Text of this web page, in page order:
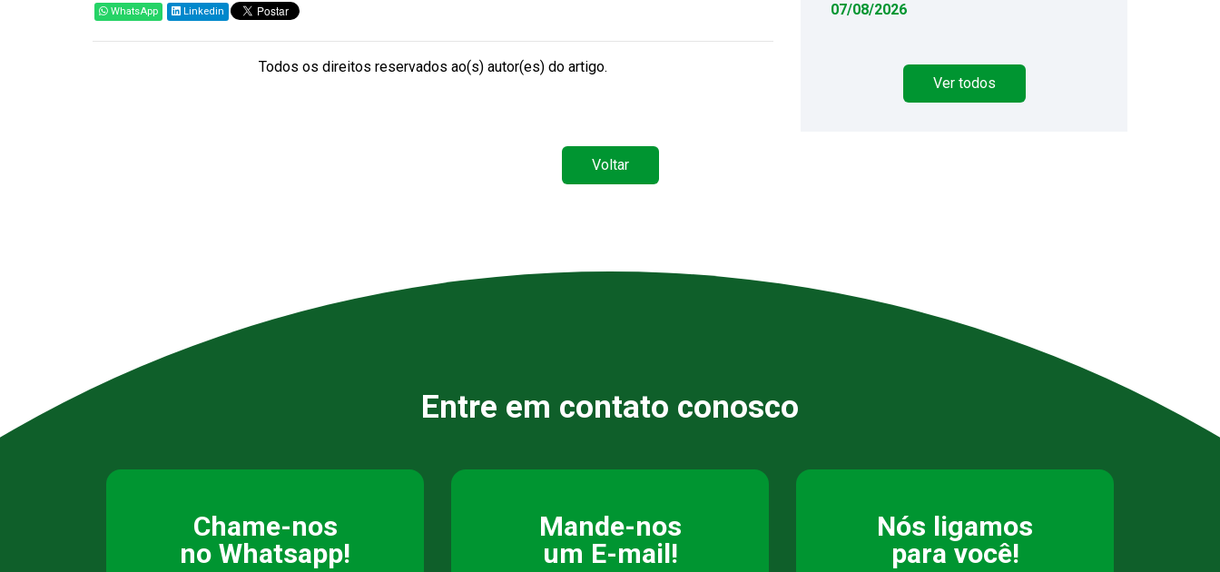
WhatsApp Linkedin
Todos os direitos reservados ao(s) autor(es) do artigo.
07/08/2026
Ver todos
Voltar
Entre em contato conosco
Chame-nos
no Whatsapp!
Mande-nos
um E-mail!
Nós ligamos
para você!